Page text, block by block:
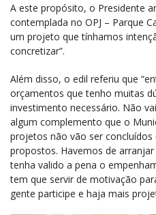
A este propósito, o Presidente
contemplada no OPJ – Parque
um projeto que tínhamos
concretizar”.
Além disso, o edil referiu que
orçamentos que tenho muitas
investimento necessário. Não
algum complemento que o
projetos não vão ser
propostos. Havemos de
tenha valido a pena o
tem que servir de motivação
gente participe e haja mais